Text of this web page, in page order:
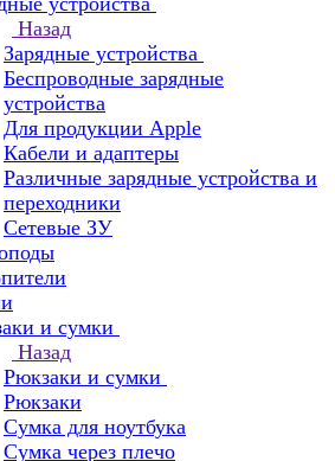
Назад
Зарядные устройства
Беспроводные зарядные
устройства
Для продукции Apple
Кабели и адаптеры
Различные зарядные устройства и
переходники
Сетевые ЗУ
и сумки
Назад
Рюкзаки и сумки
Рюкзаки
Сумка для ноутбука
Сумка через плечо